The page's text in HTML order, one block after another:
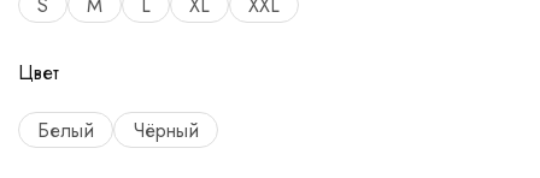
Цвет
Белый Чёрный